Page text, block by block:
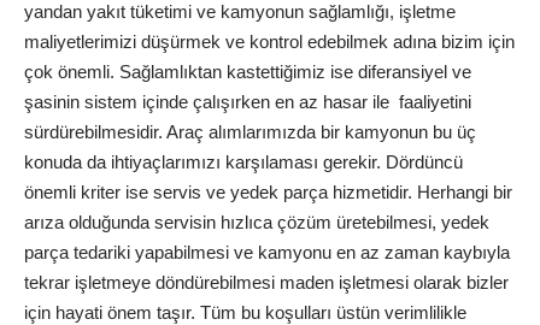
yandan yakıt tüketimi ve kamyonun sağlamlığı, işletme
maliyetlerimizi düşürmek ve kontrol edebilmek adına bizim için
çok önemli. Sağlamlıktan kastettiğimiz ise diferansiyel ve
şasinin sistem içinde çalışırken en az hasar ile faaliyetini
sürdürebilmesidir. Araç alımlarımızda bir kamyonun bu üç
konuda da ihtiyaçlarımızı karşılaması gerekir. Dördüncü
önemli kriter ise servis ve yedek parça hizmetidir. Herhangi bir
arıza olduğunda servisin hızlıca çözüm üretebilmesi, yedek
parça tedariki yapabilmesi ve kamyonu en az zaman kaybıyla
tekrar işletmeye döndürebilmesi maden işletmesi olarak bizler
için hayati önem taşır. Tüm bu koşulları üstün verimlilikle